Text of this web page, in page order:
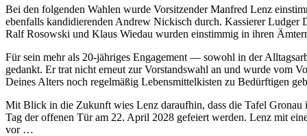
Bei den folgenden Wahlen wurde Vorsitzender Manfred Lenz
ebenfalls kandidierenden Andrew Nickisch durch. Kassierer
Ralf Rosowski und Klaus Wiedau wurden einstimmig in ihren
Für sein mehr als 20-jähriges Engagement — sowohl in der
gedankt. Er trat nicht erneut zur Vorstandswahl an und wurde vom
Deines Alters noch regelmäßig Lebensmittelkisten zu Bedürftigen
Mit Blick in die Zukunft wies Lenz daraufhin, dass die Tafel Gronau
Tag der offenen Tür am 22. April 2028 gefeiert werden. Lenz mit
vor …